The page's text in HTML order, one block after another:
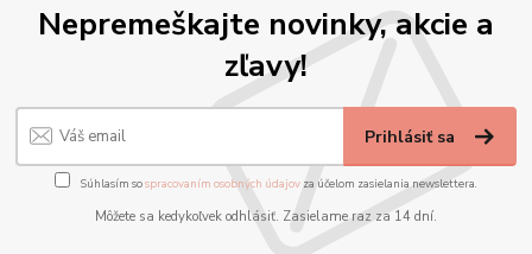
Nepremeškajte novinky, akcie a
zľavy!
Prihlásiť sa
Súhlasím sospracovaním osobných údajov za účelom zasielania newslettera.
Môžete sa kedykoľvek odhlásiť. Zasielame raz za 14 dní.